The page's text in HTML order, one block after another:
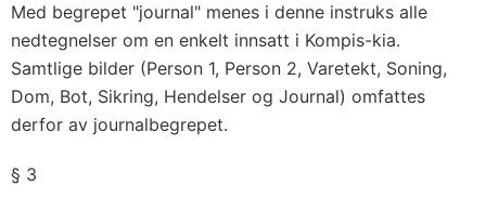
Med begrepet "journal" menes i denne instruks alle
nedtegnelser om en enkelt innsatt i Kompis-kia.
Samtlige bilder (Person 1, Person 2, Varetekt, Soning,
Dom, Bot, Sikring, Hendelser og Journal) omfattes
derfor av journalbegrepet.
§ 3